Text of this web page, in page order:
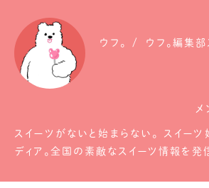
ウフ。 ウフ。編集部
スイーツがないと始まらない。 スイー
ディア。全国の素敵なスイーツ情報を発